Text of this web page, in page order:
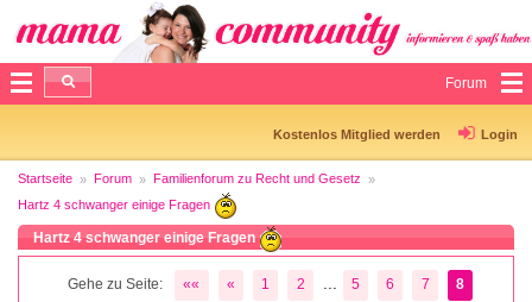
Forum
Kostenlos Mitglied werden Login
Startseite Forum
Familienforum zu Recht und Gesetz
Hartz 4 schwanger einige Fragen
Hartz 4 schwanger einige Fragen
Gehe zu Seite: «« « 1 2 ... 5 6 7 8